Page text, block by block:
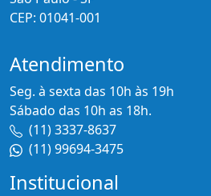
CEP: 01041-001
Atendimento
Seg. à sexta das 10h às 19h
Sábado das 10h as 18h.
(11) 3337-8637
(11) 99694-3475
Institucional